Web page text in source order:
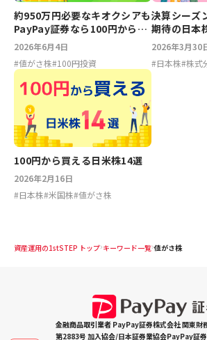
約950万円必要なキオクシアも
PayPay証券なら100円から買
える
2026年6月4日
#値がさ株#100円投資
決算シーズ
期待の日本
2026年3月30
#日本株#株式
100円から買える日米株14選
2026年2月16日
#日本株#米国株#値がさ株
資産運用の1stSTEP トップ キーワード一覧 値がさ株
金融商品取引業者 PayPay証券株式会社 関東財
第2883号 加入協会/日本証券業協会PayPay証